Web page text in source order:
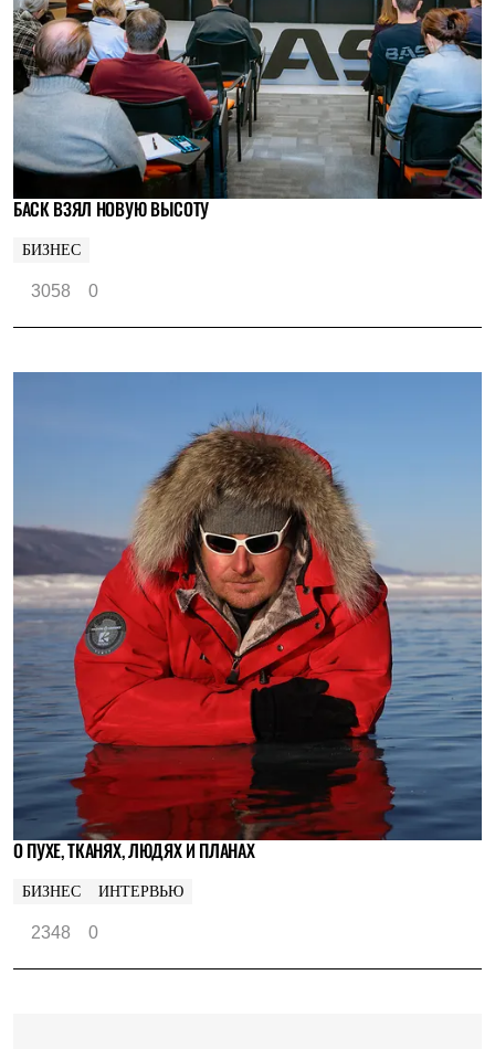
БАСК ВЗЯЛ НОВУЮ ВЫСОТУ
БИЗНЕС
3058 0
О ПУХЕ, ТКАНЯХ, ЛЮДЯХ И ПЛАНАХ
БИЗНЕС ИНТЕРВЬЮ
2348 0